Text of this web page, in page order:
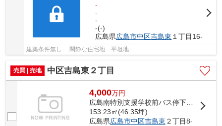
-
-
-
-(-)
広島県広島市中区吉島東 １丁目16-
建築条件無し 閑静な住宅地 平坦地
売買 | 売地 中区吉島東２丁目
4,000万円
広島南特別支援学校前バス停下車 徒歩3分
153.23㎡(46.35坪)
広島県広島市中区吉島東 ２丁目8-